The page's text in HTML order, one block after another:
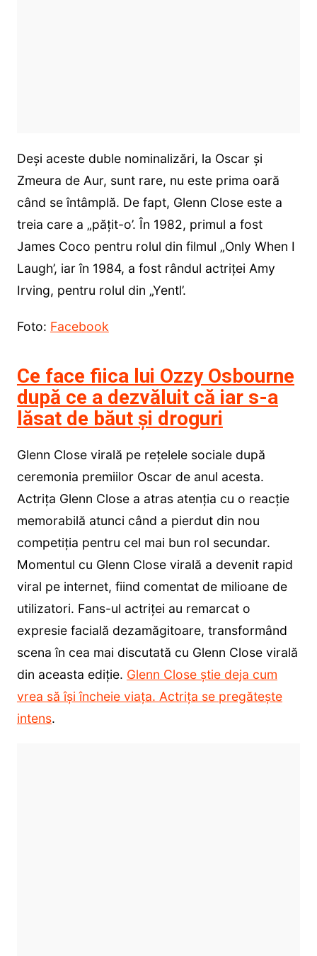
Deși aceste duble nominalizări, la Oscar și
Zmeura de Aur, sunt rare, nu este prima oară
când se întâmplă. De fapt, Glenn Close este a
treia care a „pățit-o’. În 1982, primul a fost
James Coco pentru rolul din filmul „Only When I
Laugh’, iar în 1984, a fost rândul actriței Amy
Irving, pentru rolul din „Yentl’.
Foto: Facebook
Ce face fiica lui Ozzy Osbourne
după ce a dezvăluit că iar s-a
lăsat de băut și droguri
Glenn Close virală pe rețelele sociale după
ceremonia premiilor Oscar de anul acesta.
Actrița Glenn Close a atras atenția cu o reacție
memorabilă atunci când a pierdut din nou
competiția pentru cel mai bun rol secundar.
Momentul cu Glenn Close virală a devenit rapid
viral pe internet, fiind comentat de milioane de
utilizatori. Fans-ul actriței au remarcat o
expresie facială dezamăgitoare, transformând
scena în cea mai discutată cu Glenn Close virală
din aceasta ediție. Glenn Close știe deja cum
vrea să își încheie viața. Actrița se pregătește
intens.